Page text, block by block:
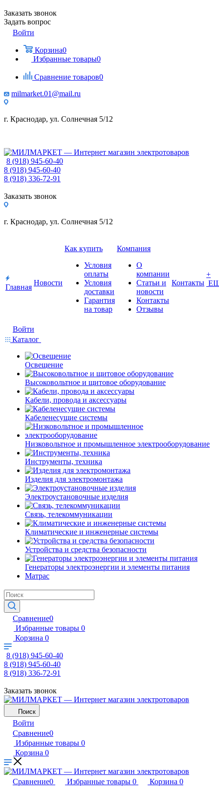
Заказать звонок
Задать вопрос
Войти
Корзина0
Избранные товары0
Сравнение товаров0
milmarket.01@mail.ru
г. Краснодар, ул. Солнечная 5/12
8 (918) 945-60-40
8 (918) 945-60-40
8 (918) 336-72-91
Заказать звонок
г. Краснодар, ул. Солнечная 5/12
Главная
Новости
Как купить
Условия
оплаты
Условия
доставки
Гарантия
на товар
Компания
О
компании
Статьи и
новости
Контакты
Отзывы
Контакты
+
Войти
Каталог
Освещение
Высоковольтное и щитовое оборудование
Кабели, провода и аксессуары
Кабеленесущие системы
Низковольтное и промышленное электрооборудование
Инструменты, техника
Изделия для электромонтажа
Электроустановочные изделия
Связь, телекоммуникации
Климатические и инженерные системы
Устройства и средства безопасности
Генераторы электроэнергии и элементы питания
Матрас
Сравнение0
Избранные товары 0
Корзина 0
8 (918) 945-60-40
8 (918) 945-60-40
8 (918) 336-72-91
Заказать звонок
Поиск
Войти
Сравнение0
Избранные товары 0
Корзина 0
Сравнение0 Избранные товары 0 Корзина 0